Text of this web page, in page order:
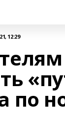
12:29
по